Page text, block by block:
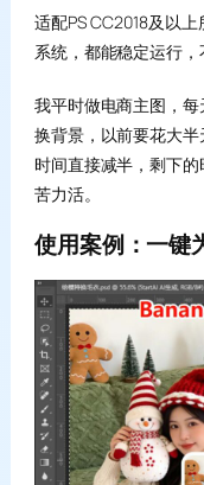
适配PS CC2018及以
系统，都能稳定运行，
我平时做电商主图，每
换背景，以前要花大
时间直接减半，剩下
苦力活。
使用案例：一键